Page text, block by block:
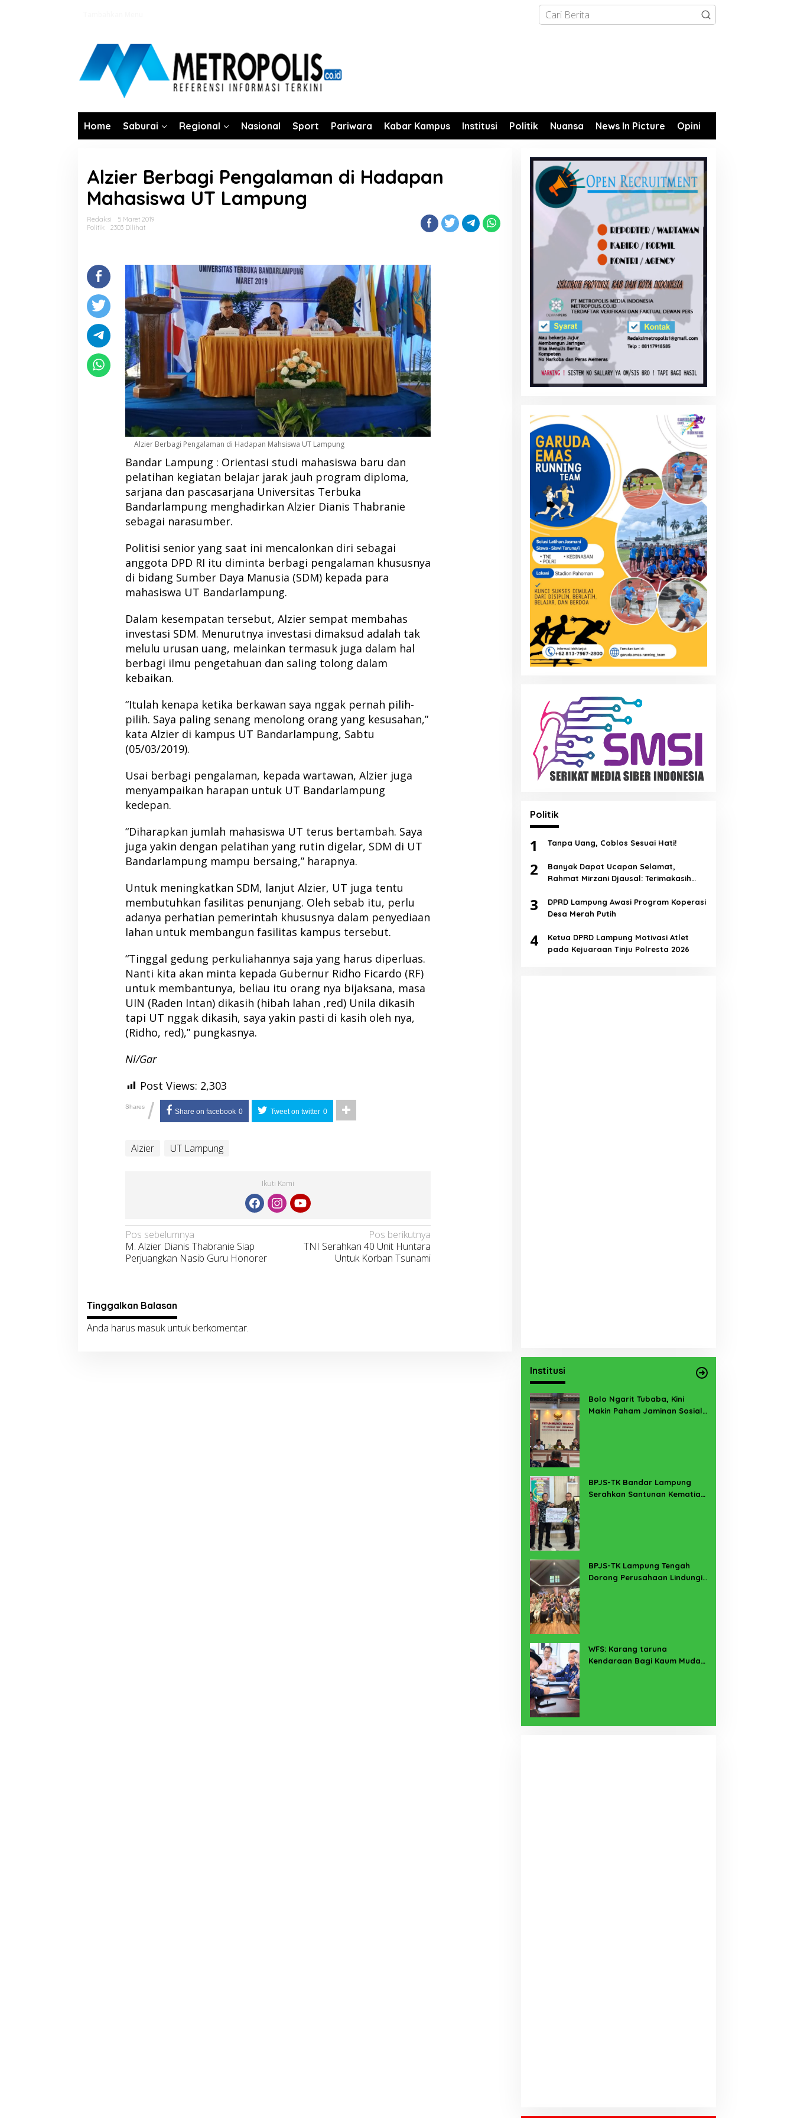
Home Saburai Regional Nasional Sport Pariwara Kabar Kampus Institusi Politik Nuansa News In Picture Opini
Alzier Berbagi Pengalaman di Hadapan
Mahasiswa UT Lampung
Redaksi
5 Maret 2019
Politik
2303 Dilihat
Alzier Berbagi Pengalaman di Hadapan Mahsiswa UT Lampung
Bandar Lampung : Orientasi studi mahasiswa baru dan
pelatihan kegiatan belajar jarak jauh program diploma,
sarjana dan pascasarjana Universitas Terbuka
Bandarlampung menghadirkan Alzier Dianis Thabranie
sebagai narasumber.
Politisi senior yang saat ini mencalonkan diri sebagai
anggota DPD RI itu diminta berbagi pengalaman khususnya
di bidang Sumber Daya Manusia (SDM) kepada para
mahasiswa UT Bandarlampung.
Dalam kesempatan tersebut, Alzier sempat membahas
investasi SDM. Menurutnya investasi dimaksud adalah tak
melulu urusan uang, melainkan termasuk juga dalam hal
berbagi ilmu pengetahuan dan saling tolong dalam
kebaikan.
“Itulah kenapa ketika berkawan saya nggak pernah pilih-
pilih. Saya paling senang menolong orang yang kesusahan,”
kata Alzier di kampus UT Bandarlampung, Sabtu
(05/03/2019).
Usai berbagi pengalaman, kepada wartawan, Alzier juga
menyampaikan harapan untuk UT Bandarlampung
kedepan.
“Diharapkan jumlah mahasiswa UT terus bertambah. Saya
juga yakin dengan pelatihan yang rutin digelar, SDM di UT
Bandarlampung mampu bersaing,” harapnya.
Untuk meningkatkan SDM, lanjut Alzier, UT juga tentu
membutuhkan fasilitas penunjang. Oleh sebab itu, perlu
adanya perhatian pemerintah khususnya dalam penyediaan
lahan untuk membangun fasilitas kampus tersebut.
“Tinggal gedung perkuliahannya saja yang harus diperluas.
Nanti kita akan minta kepada Gubernur Ridho Ficardo (RF)
untuk membantunya, beliau itu orang nya bijaksana, masa
UIN (Raden Intan) dikasih (hibah lahan ,red) Unila dikasih
tapi UT nggak dikasih, saya yakin pasti di kasih oleh nya,
(Ridho, red),” pungkasnya.
Nl/Gar
Post Views: 2,303
Shares / Share on facebook 0 Tweet on twitter 0
Alzier UT Lampung
Ikuti Kami
Navigasi
pos
Pos sebelumnya
M. Alzier Dianis Thabranie Siap
Perjuangkan Nasib Guru Honorer
Pos berikutnya
TNI Serahkan 40 Unit Huntara
Untuk Korban Tsunami
Tinggalkan Balasan
Anda harus masukuntuk berkomentar.
Politik
1 Tanpa Uang, Coblos Sesuai Hati!
2
Banyak Dapat Ucapan Selamat,
Rahmat Mirzani Djausal: Terimakasih
3
DPRD Lampung Awasi Program Koperasi
Desa Merah Putih
4
Ketua DPRD Lampung Motivasi Atlet
pada Kejuaraan Tinju Polresta 2026
Institusi
Bolo Ngarit Tubaba, Kini
Makin Paham Jaminan Sosial
BPJS-TK Bandar Lampung
Serahkan Santunan Kematian
BPJS-TK Lampung Tengah
Dorong Perusahaan Lindungi
WFS: Karang taruna
Kendaraan Bagi Kaum Muda